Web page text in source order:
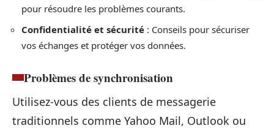
pour résoudre les problèmes courants.
Confidentialité et sécurité : Conseils pour sécuriser
vos échanges et protéger vos données.
Problèmes de synchronisation
Utilisez-vous des clients de messagerie
traditionnels comme Yahoo Mail, Outlook ou